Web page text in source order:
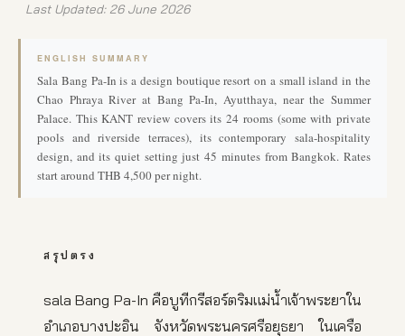
Last Updated: 26 June 2026
ENGLISH SUMMARY
Sala Bang Pa-In is a design boutique resort on a small island in the
Chao Phraya River at Bang Pa-In, Ayutthaya, near the Summer
Palace. This KANT review covers its 24 rooms (some with private
pools and riverside terraces), its contemporary sala-hospitality
design, and its quiet setting just 45 minutes from Bangkok. Rates
start around THB 4,500 per night.
สรุปตรง
sala Bang Pa-In คือบูทีกรีสอร์ตริมแม่น้ำเจ้าพระยาใน
อำเภอบางปะอิน จังหวัดพระนครศรีอยุธยา ในเครือ